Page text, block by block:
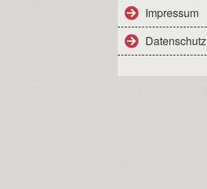
Impressum
Datenschutz